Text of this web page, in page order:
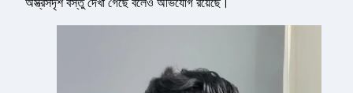
অস্ত্রসদৃশ বস্তু দেখা গেছে বলেও অভিযোগ রয়েছে।